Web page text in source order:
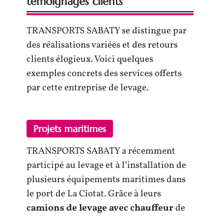
TRANSPORTS SABATY se distingue par
des réalisations variées et des retours
clients élogieux. Voici quelques
exemples concrets des services offerts
par cette entreprise de levage.
Projets maritimes
TRANSPORTS SABATY a récemment
participé au levage et à l’installation de
plusieurs équipements maritimes dans
le port de La Ciotat. Grâce à leurs
camions de levage avec chauffeurde